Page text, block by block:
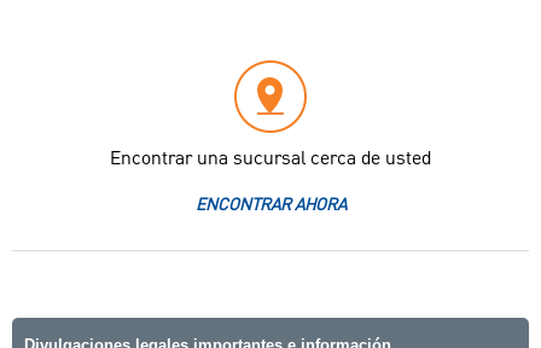
Encontrar una sucursal cerca de usted
ENCONTRAR AHORA